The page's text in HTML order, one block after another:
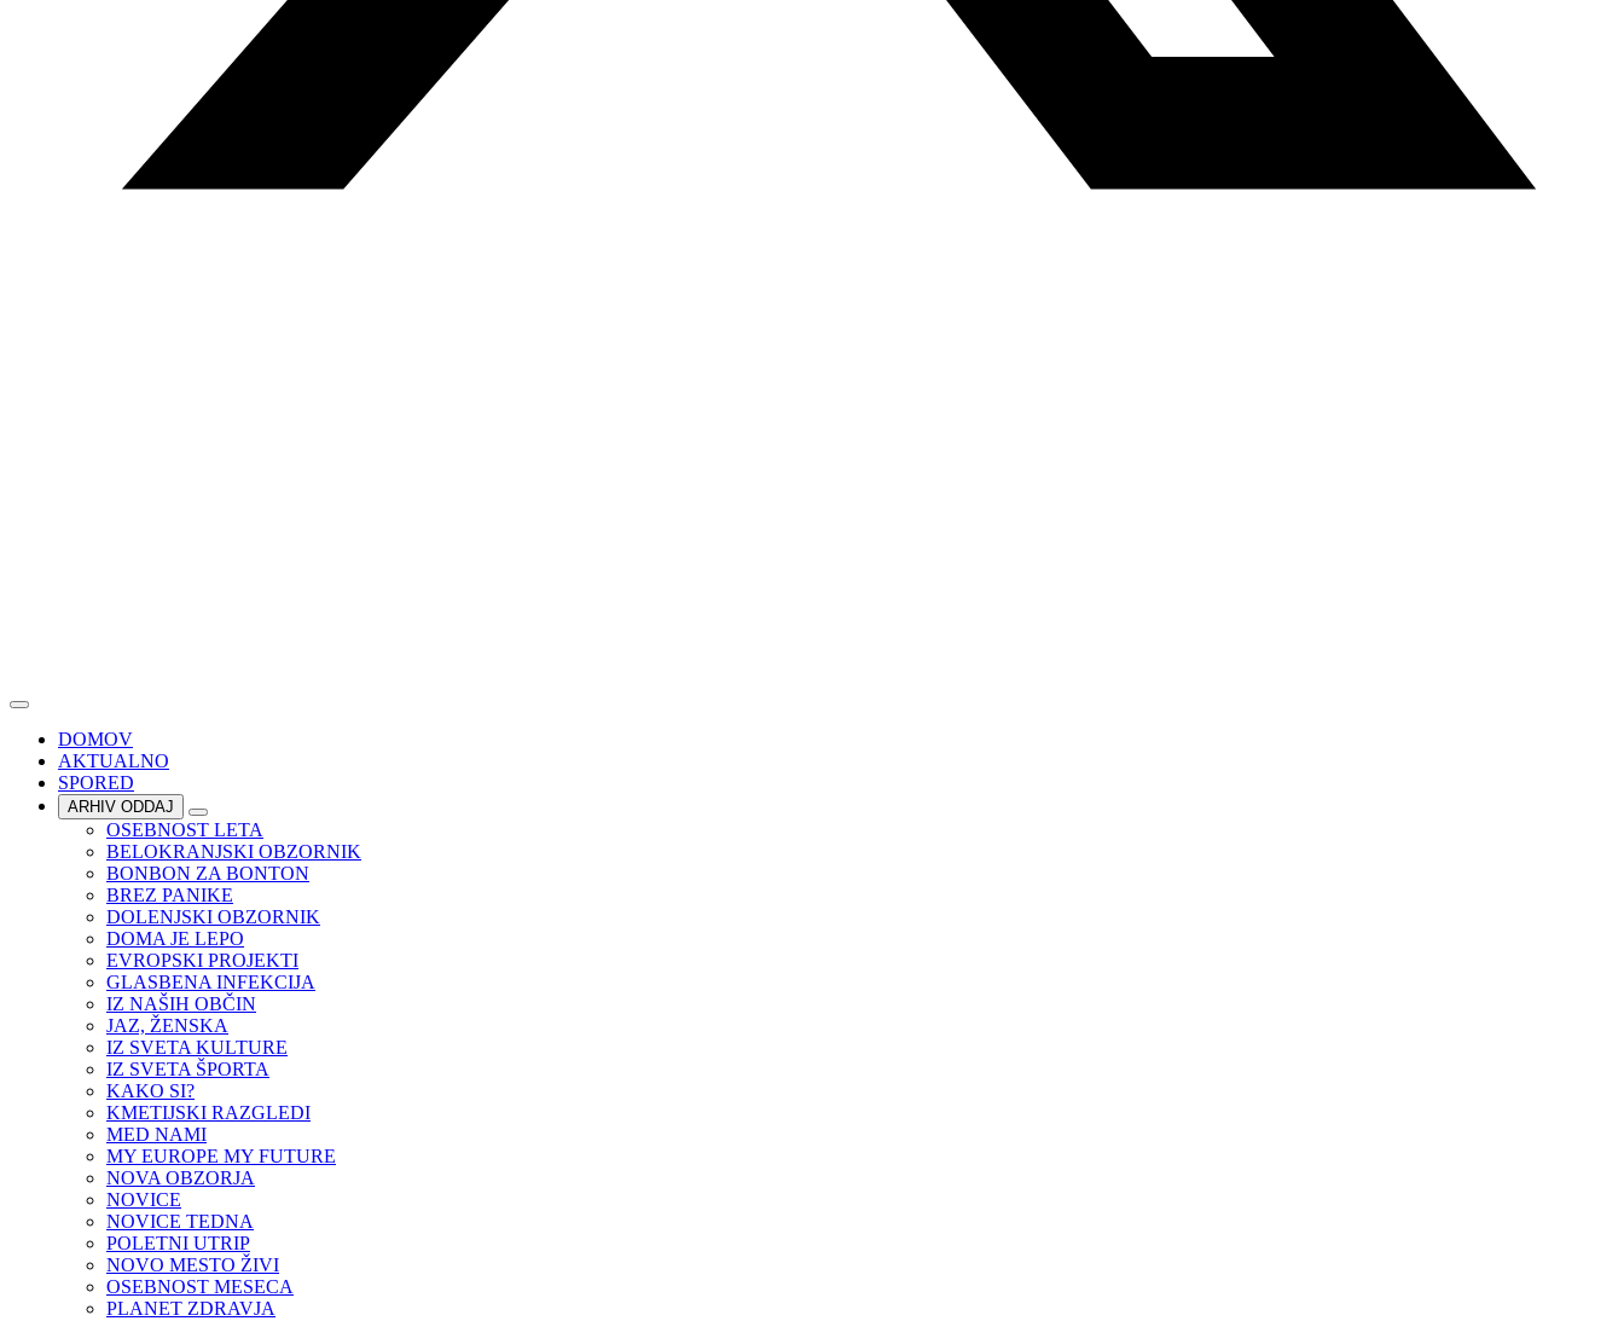
DOMOV
AKTUALNO
SPORED
ARHIV ODDAJ
OSEBNOST LETA
BELOKRANJSKI OBZORNIK
BONBON ZA BONTON
BREZ PANIKE
DOLENJSKI OBZORNIK
DOMA JE LEPO
EVROPSKI PROJEKTI
GLASBENA INFEKCIJA
IZ NAŠIH OBČIN
JAZ, ŽENSKA
IZ SVETA KULTURE
IZ SVETA ŠPORTA
KAKO SI?
KMETIJSKI RAZGLEDI
MED NAMI
MY EUROPE MY FUTURE
NOVA OBZORJA
NOVICE
NOVICE TEDNA
POLETNI UTRIP
NOVO MESTO ŽIVI
OSEBNOST MESECA
PLANET ZDRAVJA